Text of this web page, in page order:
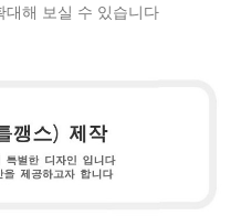
대해 보실 수 있습니다